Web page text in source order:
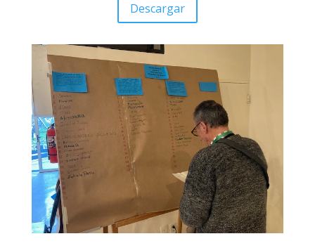
Descargar